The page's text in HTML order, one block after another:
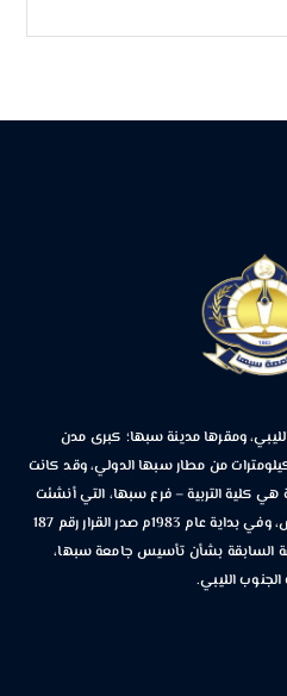
ومقرها مدينة سبها؛ كبرى مدن
من مطار سبها الدولي، وقد كانت
هي كلية التربية – فرع سبها، التي أنشئت
في عام 1976م، تابعة لجامعة طرابلس، وفي بداية عام 1983م صدر القرار رقم 187
العامة السابقة بشأن تأسيس جامعة سبها،
الليبي.